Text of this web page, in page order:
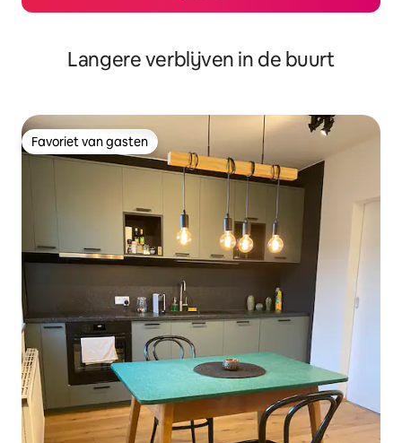
Langere verblijven in de buurt
Favoriet van gasten
Favoriet van gasten